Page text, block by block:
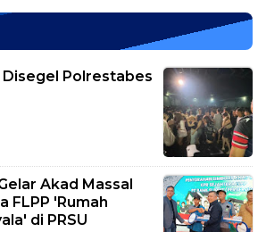
Polrestabes
Akad Massal
FLPP 'Rumah
di PRSU